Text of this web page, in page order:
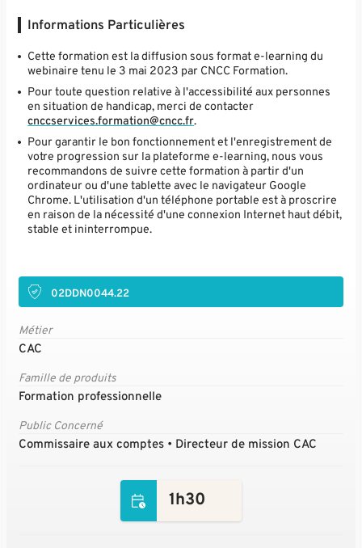
Informations Particulières
Cette formation est la diffusion sous format e-learning du
webinaire tenu le 3 mai 2023 par CNCC Formation.
Pour toute question relative à l'accessibilité aux personnes
en situation de handicap, merci de contacter
cnccservices.formation@cncc.fr.
Pour garantir le bon fonctionnement et l'enregistrement de
votre progression sur la plateforme e-learning, nous vous
recommandons de suivre cette formation à partir d'un
ordinateur ou d'une tablette avec le navigateur Google
Chrome. L'utilisation d'un téléphone portable est à proscrire
en raison de la nécessité d'une connexion Internet haut débit,
stable et ininterrompue.
02DDN0044.22
Métier
CAC
Famille de produits
Formation professionnelle
Public Concerné
Commissaire aux comptes • Directeur de mission CAC
1h30